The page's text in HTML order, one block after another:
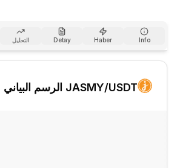
التحليل Detay Haber Info
JASMY/USDT الرسم البياني